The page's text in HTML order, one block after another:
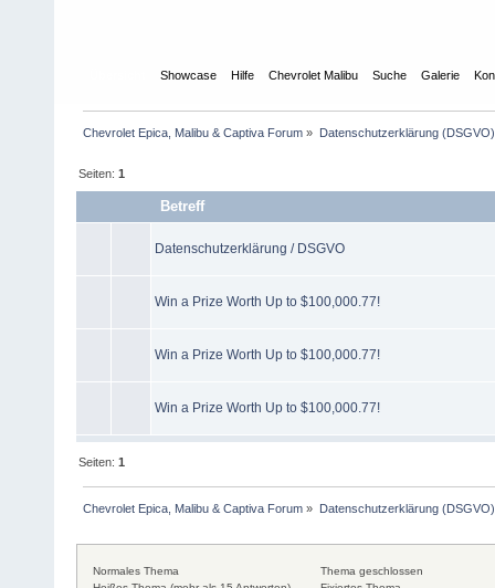
Showcase Hilfe Chevrolet Malibu Suche Galerie
Chevrolet Epica, Malibu & Captiva Forum » Datenschutzerklärung (DSGVO)
Seiten:1
Betreff
Datenschutzerklärung / DSGVO
Win a Prize Worth Up to $100,000.77!
Win a Prize Worth Up to $100,000.77!
Win a Prize Worth Up to $100,000.77!
Seiten:1
Chevrolet Epica, Malibu & Captiva Forum » Datenschutzerklärung (DSGVO)
Normales Thema
Thema geschlossen